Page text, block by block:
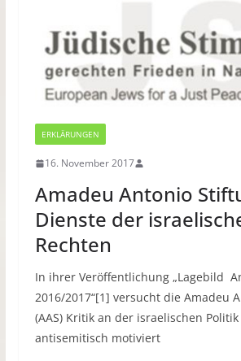
ERKLÄRUNGEN
16. November 2017
Amadeu Antonio
Dienste der
Rechten
In ihrer Veröffentlichung „Lagebild
2016/2017“[1] versucht die Amadeu
(AAS) Kritik an der israelischen Politik
antisemitisch motiviert